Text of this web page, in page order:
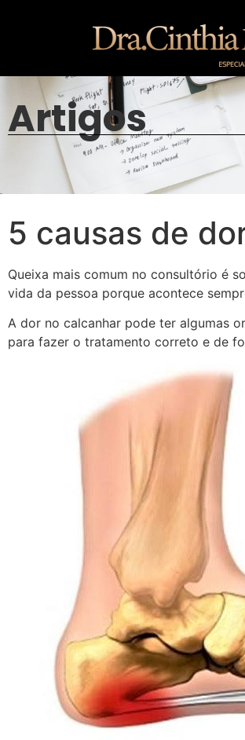
Artigos
5 causas de
Queixa mais comum no consultório é
vida da pessoa porque acontece
A dor no calcanhar pode ter algumas
para fazer o tratamento correto e de